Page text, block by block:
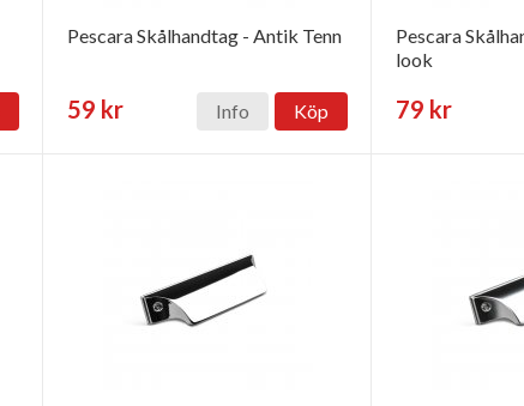
Pescara Skålhandtag - Antik Tenn
59 kr Info Köp
Pescara
look
79 kr